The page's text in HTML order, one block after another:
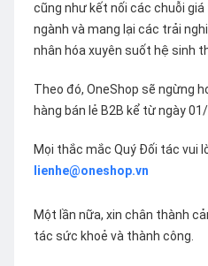
cũng như kết nối các chuỗi
ngành và mang lại các trải
nhân hóa xuyên suốt hệ sinh
Theo đó, OneShop sẽ ngừng
hàng bán lẻ B2B kể từ ngày
Mọi thắc mắc Quý Đối tác vui
lienhe@oneshop.vn
Một lần nữa, xin chân thành
tác sức khoẻ và thành công.